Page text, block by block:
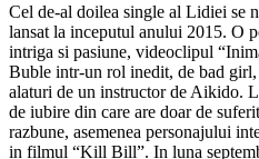
Cel de-al doilea single al Lidiei se
lansat la inceputul anului 2015. O
intriga si pasiune, videoclipul
Buble intr-un rol inedit, de bad girl,
alaturi de un instructor de Aikido.
de iubire din care are doar de
razbune, asemenea personajului
in filmul “Kill Bill”. In luna